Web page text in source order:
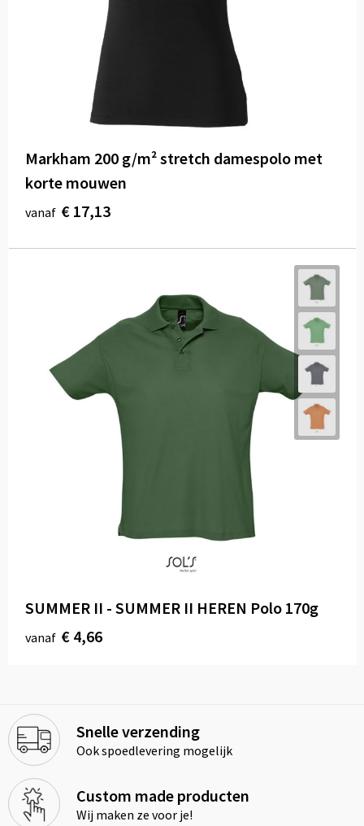
Markham 200 g/m² stretch damespolo met
korte mouwen
vanaf € 17,13
SUMMER II - SUMMER II HEREN Polo 170g
vanaf € 4,66
Snelle verzending
Ook spoedlevering mogelijk
Custom made producten
Wij maken ze voor je!